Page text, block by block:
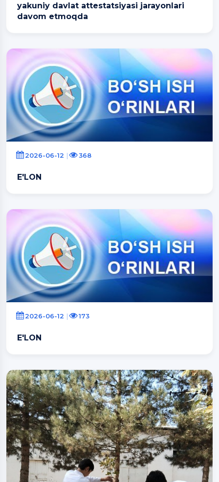
yakuniy davlat attestatsiyasi jarayonlari
davom etmoqda
2026-06-12 368
E'LON
2026-06-12 173
E'LON